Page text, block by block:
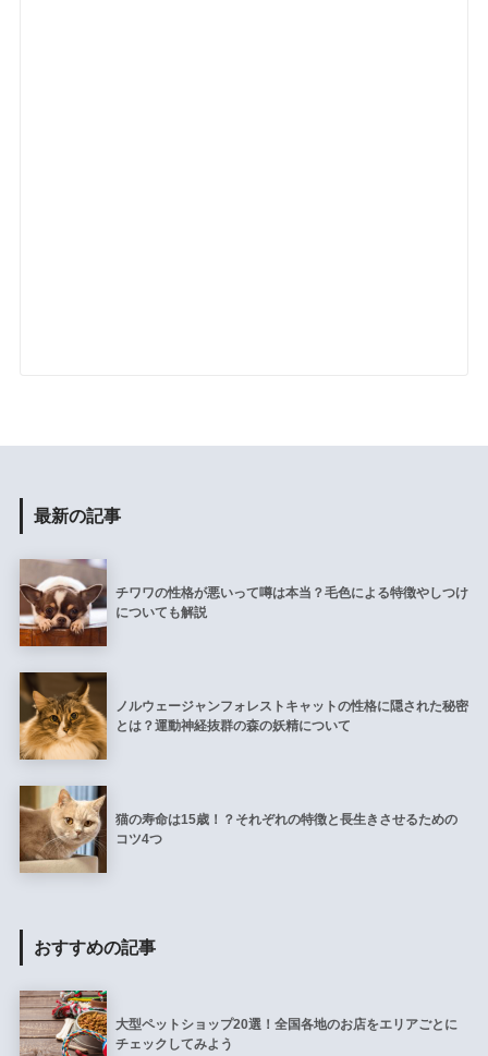
最新の記事
チワワの性格が悪いって噂は本当？毛色による特徴やしつけ
についても解説
ノルウェージャンフォレストキャットの性格に隠された秘密
とは？運動神経抜群の森の妖精について
猫の寿命は15歳！？それぞれの特徴と長生きさせるための
コツ4つ
おすすめの記事
大型ペットショップ20選！全国各地のお店をエリアごとに
チェックしてみよう